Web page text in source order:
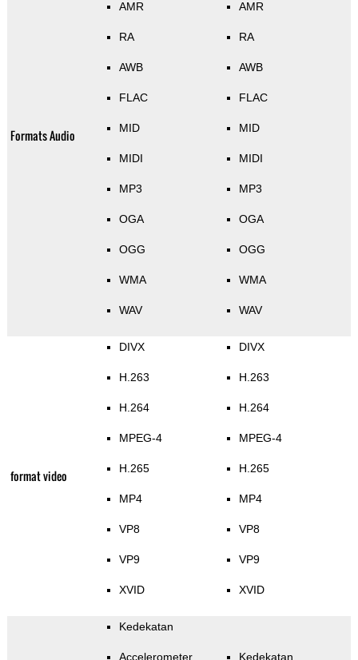
Formats Audio
AMR
RA
AWB
FLAC
MID
MIDI
MP3
OGA
OGG
WMA
WAV
AMR
RA
AWB
FLAC
MID
MIDI
MP3
OGA
OGG
WMA
WAV
format video
DIVX
H.263
H.264
MPEG-4
H.265
MP4
VP8
VP9
XVID
DIVX
H.263
H.264
MPEG-4
H.265
MP4
VP8
VP9
XVID
Kedekatan
Accelerometer Kedekatan